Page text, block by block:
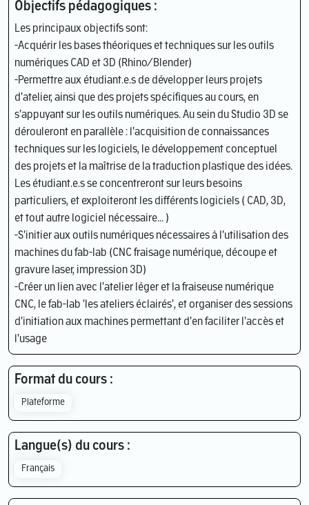
Objectifs pédagogiques :
Les principaux objectifs sont:
-Acquérir les bases théoriques et techniques sur les outils
numériques CAD et 3D (Rhino/Blender)
-Permettre aux étudiant.e.s de développer leurs projets
d'atelier, ainsi que des projets spécifiques au cours, en
s'appuyant sur les outils numériques. Au sein du Studio 3D se
dérouleront en parallèle : l'acquisition de connaissances
techniques sur les logiciels, le développement conceptuel
des projets et la maîtrise de la traduction plastique des idées.
Les étudiant.e.s se concentreront sur leurs besoins
particuliers, et exploiteront les différents logiciels ( CAD, 3D,
et tout autre logiciel nécessaire... )
-S'initier aux outils numériques nécessaires à l'utilisation des
machines du fab-lab (CNC fraisage numérique, découpe et
gravure laser, impression 3D)
-Créer un lien avec l'atelier léger et la fraiseuse numérique
CNC, le fab-lab 'les ateliers éclairés', et organiser des sessions
d'initiation aux machines permettant d'en faciliter l'accès et
l'usage
Format du cours :
Plateforme
Langue(s) du cours :
Français